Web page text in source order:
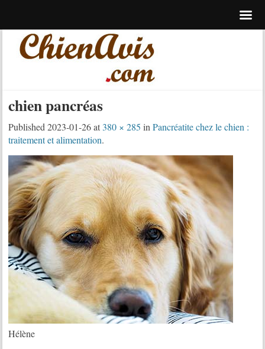
chien pancréas
Published2023-01-26at 380 × 285 inPancréatite chez le chien :
traitement et alimentation.
Hélène